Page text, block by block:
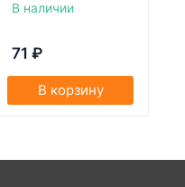
В наличии
71 ₽
В корзину